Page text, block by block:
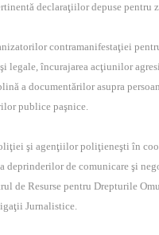
declaraţiilor depuse pentru
contramanifestaţiei
legale, încurajarea acţiunilor
a documentărilor asupra
publice paşnice.
şi agenţiilor poliţieneşti în
de comunicare şi
de Resurse pentru Drepturile
Jurnalistice.